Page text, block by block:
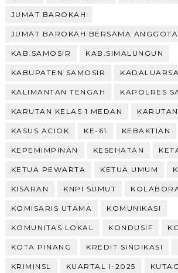
JUMAT BAROKAH
JUMAT BAROKAH BERSAMA ANGGOTA
KAB.SAMOSIR KAB.SIMALUNGUN
KABUPATEN SAMOSIR KADALUARSA
KALIMANTAN TENGAH KAPOLRES
KARUTAN KELAS 1 MEDAN
KASUS ACIOK KE-61 KEBAKTIAN
KEPEMIMPINAN KESEHATAN
KETUA PEWARTA KETUA UMUM
KISARAN KNPI SUMUT
KOMISARIS UTAMA KOMUNIKASI
KOMUNITAS LOKAL KONDUSIF
KOTA PINANG KREDIT SINDIKASI
KRIMINSL KUARTAL I-2025